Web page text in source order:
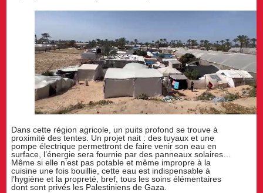
Dans cette région agricole, un puits profond se trouve à
proximité des tentes. Un projet nait : des tuyaux et une
pompe électrique permettront de faire venir son eau en
surface, l’énergie sera fournie par des panneaux solaires…
Même si elle n’est pas potable et même impropre à la
cuisine une fois bouillie, cette eau est indispensable à
l’hygiène et la propreté, bref, tous les soins élémentaires
dont sont privés les Palestiniens de Gaza.